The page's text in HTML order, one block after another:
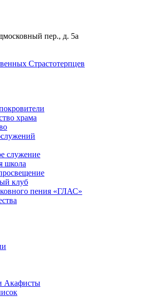
пер., д. 5а
храма
служение
школа
клуб
пения «ГЛАС»
Акафисты